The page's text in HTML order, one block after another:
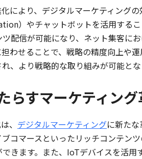
により、デジタルマーケティングの
）やチャットボットを活用する
配信が可能になり、ネット集客に
わせることで、戦略の精度向上や
、より戦略的な取り組みが可能とな
らすマーケティング
、 デジタルマーケティングに新た
コマースといったリッチコンテン
きます。また、IoTデバイスを活